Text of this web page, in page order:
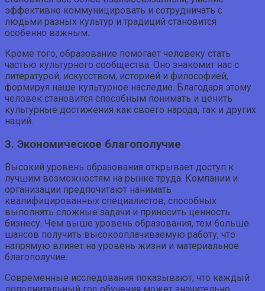
эффективно коммуницировать и сотрудничать с
людьми разных культур и традиций становится
особенно важным.
Кроме того, образование помогает человеку стать
частью культурного сообщества. Оно знакомит нас с
литературой, искусством, историей и философией,
формируя наше культурное наследие. Благодаря этому
человек становится способным понимать и ценить
культурные достижения как своего народа, так и других
наций.
3. Экономическое благополучие
Высокий уровень образования открывает доступ к
лучшим возможностям на рынке труда. Компании и
организации предпочитают нанимать
квалифицированных специалистов, способных
выполнять сложные задачи и приносить ценность
бизнесу. Чем выше уровень образования, тем больше
шансов получить высокооплачиваемую работу, что
напрямую влияет на уровень жизни и материальное
благополучие.
Современные исследования показывают, что каждый